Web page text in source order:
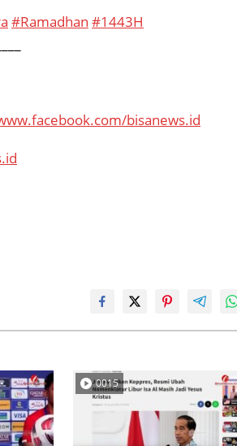
#Ramadhan #1443H
bisanews.id
0015